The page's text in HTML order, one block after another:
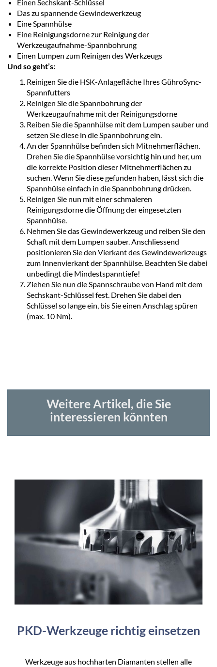
Einen Sechskant-Schlüssel
Das zu spannende Gewindewerkzeug
Eine Spannhülse
Eine Reinigungsdorne zur Reinigung der
Werkzeugaufnahme-Spannbohrung
Einen Lumpen zum Reinigen des Werkzeugs
Und so geht’s:
Reinigen Sie die HSK-Anlagefläche Ihres GühroSync-
Spannfutters
Reinigen Sie die Spannbohrung der
Werkzeugaufnahme mit der Reinigungsdorne
Reiben Sie die Spannhülse mit dem Lumpen sauber und
setzen Sie diese in die Spannbohrung ein.
An der Spannhülse befinden sich Mitnehmerflächen.
Drehen Sie die Spannhülse vorsichtig hin und her, um
die korrekte Position dieser Mitnehmerflächen zu
suchen. Wenn Sie diese gefunden haben, lässt sich die
Spannhülse einfach in die Spannbohrung drücken.
Reinigen Sie nun mit einer schmaleren
Reinigungsdorne die Öffnung der eingesetzten
Spannhülse.
Nehmen Sie das Gewindewerkzeug und reiben Sie den
Schaft mit dem Lumpen sauber. Anschliessend
positionieren Sie den Vierkant des Gewindewerkzeugs
zum Innenvierkant der Spannhülse. Beachten Sie dabei
unbedingt die Mindestspanntiefe!
Ziehen Sie nun die Spannschraube von Hand mit dem
Sechskant-Schlüssel fest. Drehen Sie dabei den
Schlüssel so lange ein, bis Sie einen Anschlag spüren
(max. 10 Nm).
Weitere Artikel, die Sie
interessieren könnten
PKD-Werkzeuge richtig einsetzen
Werkzeuge aus hochharten Diamanten stellen alle